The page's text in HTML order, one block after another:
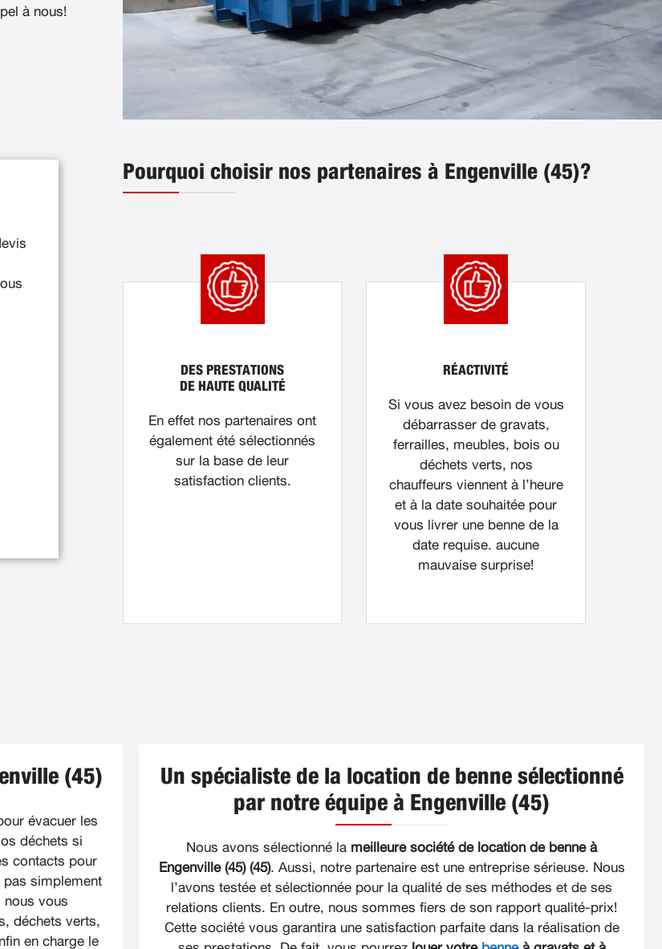
à nous!
Pourquoi choisir nos partenaires à Engenville (45)?
DES PRESTATIONS
DE HAUTE QUALITÉ
En effet nos partenaires ont
également été sélectionnés
sur la base de leur
satisfaction clients.
RÉACTIVITÉ
Si vous avez besoin de vous
débarrasser de gravats,
ferrailles, meubles, bois ou
déchets verts, nos
chauffeurs viennent à l’heure
et à la date souhaitée pour
vous livrer une benne de la
date requise. aucune
mauvaise surprise!
(45)
évacuer les
déchets si
contacts pour
pas simplement
nous vous
déchets verts,
en charge le
Un spécialiste de la location de benne sélectionné
par notre équipe à Engenville (45)
Nous avons sélectionné la meilleure société de location de benne à
Engenville (45) (45). Aussi, notre partenaire est une entreprise sérieuse. Nous
l’avons testée et sélectionnée pour la qualité de ses méthodes et de ses
relations clients. En outre, nous sommes fiers de son rapport qualité-prix!
Cette société vous garantira une satisfaction parfaite dans la réalisation de